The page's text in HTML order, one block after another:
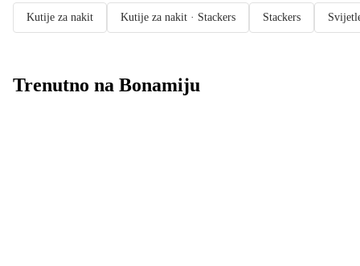
Kutije za nakit Kutije za nakit · Stackers Stackers
Trenutno na Bonamiju